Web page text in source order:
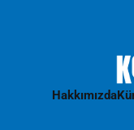
Hakkımızda